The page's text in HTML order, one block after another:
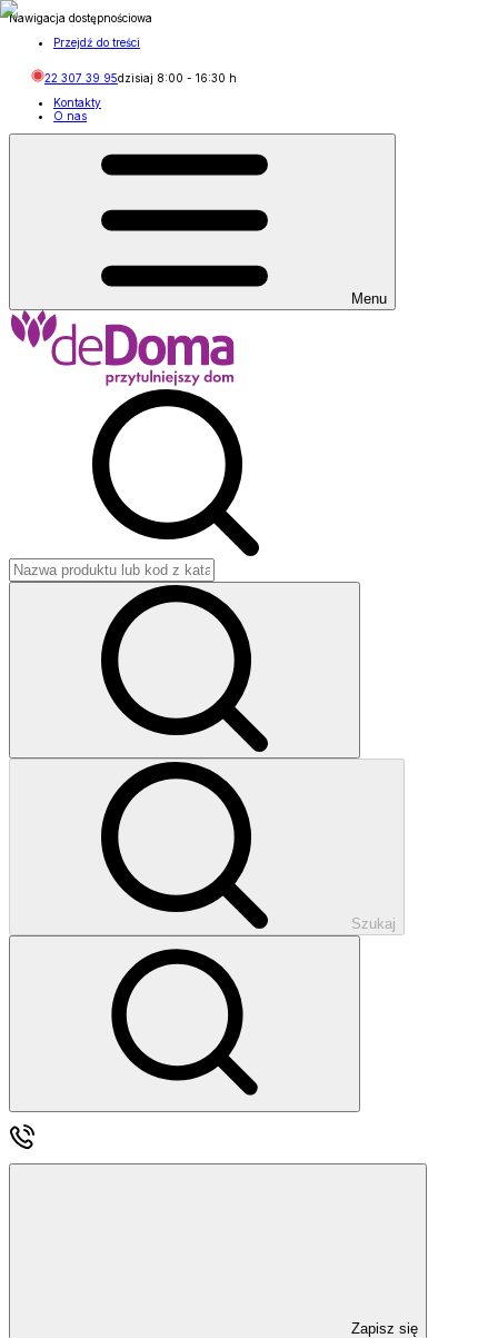
Nawigacja dostępnościowa
Przejdź do treści
22 307 39 95dzisiaj 8:00 - 16:30 h
Kontakty
O nas
Menu
Szukaj
Zapisz się